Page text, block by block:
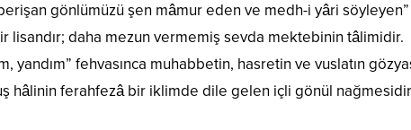
gönlümüzü şen mâmur eden ve medh-i yâri söyleyen”
lisandır; daha mezun vermemiş sevda mektebinin tâlimidir.
yandım” fehvasınca muhabbetin, hasretin ve vuslatın
hâlinin ferahfezâ bir iklimde dile gelen içli gönül